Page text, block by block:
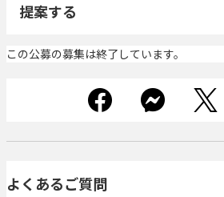
提案する
この公募の募集は終了しています。
よくあるご質問